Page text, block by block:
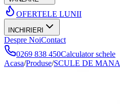
OFERTELE LUNII
INCHIRIERI
Despre NoiContact
0269 838 450Calculator schele
Acasa/Produse/SCULE DE MANA